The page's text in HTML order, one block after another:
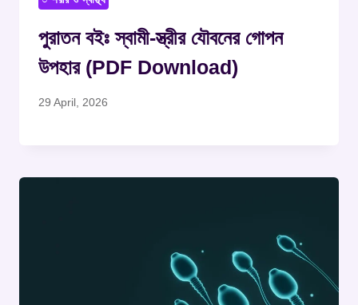
পুরাতন বইঃ স্বামী-স্ত্রীর যৌবনের গোপন
উপহার (PDF Download)
29 April, 2026